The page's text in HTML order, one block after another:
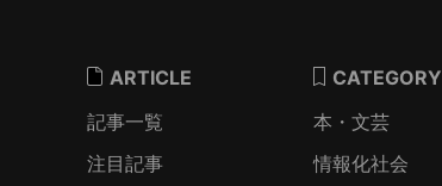
ARTICLE
記事一覧
注目記事
CATEGORY
本・文芸
情報化社会